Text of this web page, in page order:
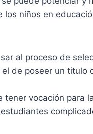
niños en
al proceso de
de poseer un
vocación